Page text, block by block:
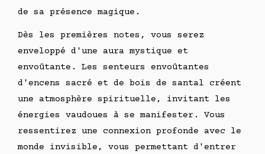
de sa présence magique.
Dès les premières notes, vous serez
enveloppé d'une aura mystique et
envoûtante. Les senteurs envoûtantes
d'encens sacré et de bois de santal créent
une atmosphère spirituelle, invitant les
énergies vaudoues à se manifester. Vous
ressentirez une connexion profonde avec le
monde invisible, vous permettant d'entrer